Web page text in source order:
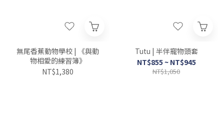
無尾香蕉動物學校 | 《與動
物相愛的練習簿》
NT$1,380
Tutu | 半伴寵物頭套
NT$855 ~ NT$945
NT$1,050